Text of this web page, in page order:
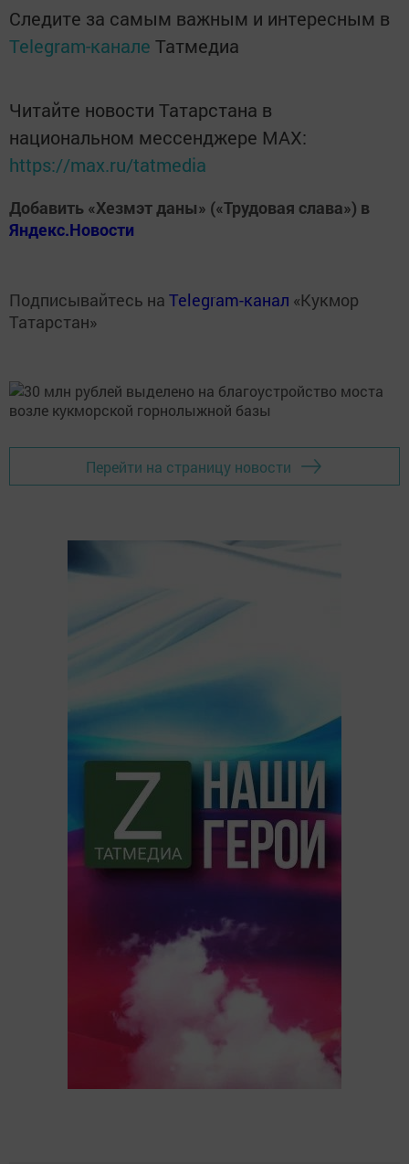
Следите за самым важным и интересным в
Telegram-канале Татмедиа
Читайте новости Татарстана в
национальном мессенджере MАХ:
https://max.ru/tatmedia
Добавить «Хезмэт даны» («Трудовая слава») в
Яндекс.Новости
Подписывайтесь на Telegram-канал «Кукмор
Татарстан»
Перейти на страницу новости